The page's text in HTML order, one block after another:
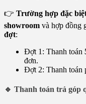
👉 Trường hợp đặc
showroom và hợp đồng
đợt:
Đợt 1: Thanh toán
đơn.
Đợt 2: Thanh toán
🔹 Thanh toán trả góp